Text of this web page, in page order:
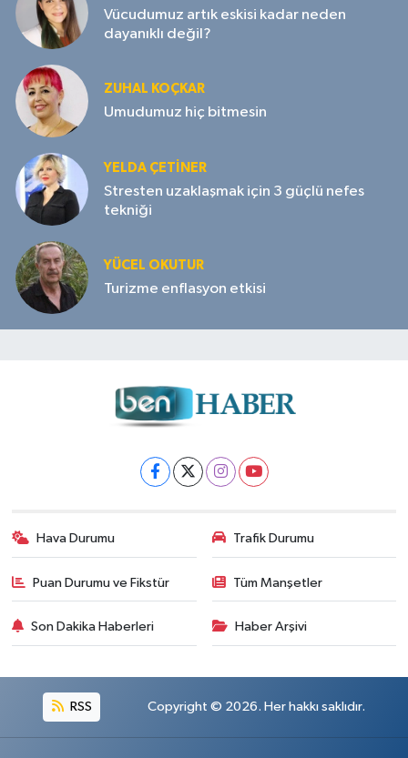
Vücudumuz artık eskisi kadar neden
dayanıklı değil?
ZUHAL KOÇKAR
Umudumuz hiç bitmesin
YELDA ÇETİNER
Stresten uzaklaşmak için 3 güçlü nefes
tekniği
YÜCEL OKUTUR
Turizme enflasyon etkisi
Hava Durumu Trafik Durumu
Puan Durumu ve Fikstür Tüm Manşetler
Son Dakika Haberleri Haber Arşivi
RSS Copyright © 2026. Her hakkı saklıdır.